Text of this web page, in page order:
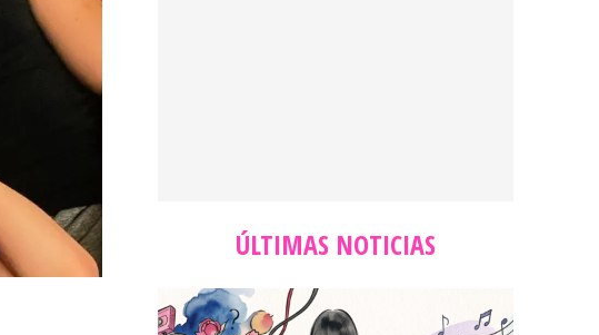
ÚLTIMAS NOTICIAS